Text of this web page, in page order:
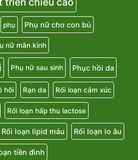
phụ Phụ nữ cho con bú
nữ mãn kinh
Phụ nữ sau sinh Phục hồi da
hôi Rạn da Rối loạn cảm xúc
Rối loạn hấp thu lactose
Rối loạn lipid máu Rối loạn lo âu
tiền đình